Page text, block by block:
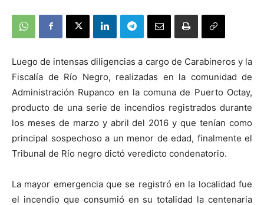
Luego de intensas diligencias a cargo de Carabineros y la
Fiscalía de Río Negro, realizadas en la comunidad de
Administración Rupanco en la comuna de Puerto Octay,
producto de una serie de incendios registrados durante
los meses de marzo y abril del 2016 y que tenían como
principal sospechoso a un menor de edad, finalmente el
Tribunal de Río negro dictó veredicto condenatorio.
La mayor emergencia que se registró en la localidad fue
el incendio que consumió en su totalidad la centenaria